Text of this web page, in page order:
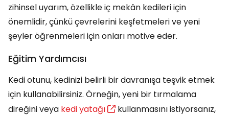
zihinsel uyarım, özellikle iç mekân kedileri için
önemlidir, çünkü çevrelerini keşfetmeleri ve yeni
şeyler öğrenmeleri için onları motive eder.
Eğitim Yardımcısı
Kedi otunu, kedinizi belirli bir davranışa teşvik etmek
için kullanabilirsiniz. Örneğin, yeni bir tırmalama
direğini veya kedi yatağı
kullanmasını istiyorsanız,